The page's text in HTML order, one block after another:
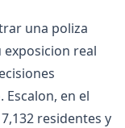
una poliza
real
en el
residentes y